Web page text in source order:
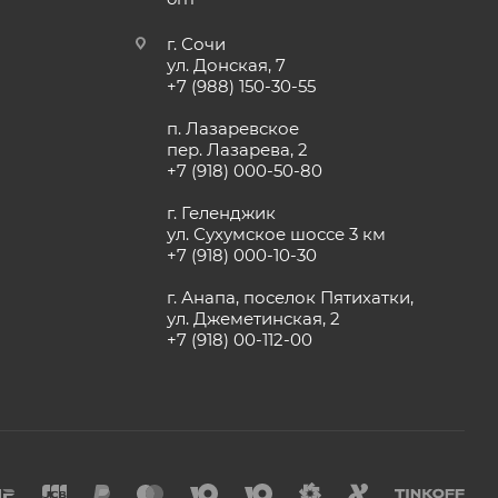
г. Сочи
ул. Донская, 7
+7 (988) 150-30-55
п. Лазаревское
пер. Лазарева, 2
+7 (918) 000-50-80
г. Геленджик
ул. Сухумское шоссе 3 км
+7 (918) 000-10-30
г. Анапа, поселок Пятихатки,
ул. Джеметинская, 2
+7 (918) 00-112-00